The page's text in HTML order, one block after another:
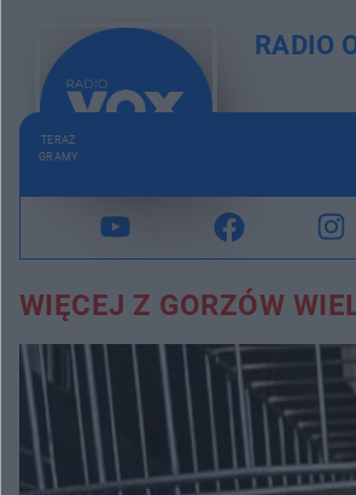
RADIO
TERAZ
GRAMY
WIĘCEJ Z GORZÓW